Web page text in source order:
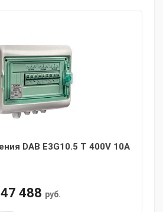
DAB E3G10.5 T 400V 10A
47 488 руб.